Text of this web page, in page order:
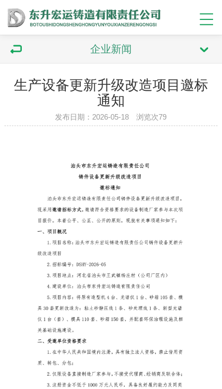
企业新闻
生产设备更新升级改造项目邀标
通知
发布日期：2026-05-18 浏览次79